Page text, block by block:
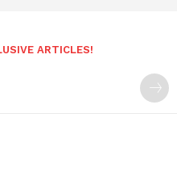
ARTICLES!